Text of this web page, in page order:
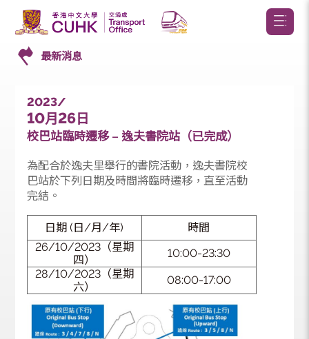
最新消息
2023/
10月26日
為配合於逸夫里舉行的書院活動，逸夫書院校
巴站於下列日期及時間將臨時遷移，直至活動
完結。
日期 (日/月/年)
時間
26/10/2023（星期
四）
10:00-23:30
28/10/2023（星期
六）
08:00-17:00